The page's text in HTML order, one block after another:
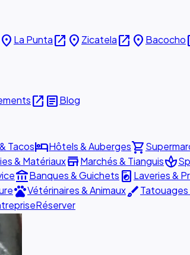
place La Puntaopen_in_new place Zicatelaopen_in_new place Bacocho
open_in_new articleBlog
TacoshotelHôtels & Aubergesshopping_cart
& MatériauxstoreMarchés & Tianguisspa
account_balanceBanques & Guichets local_laundry_service Laveries &
petsVétérinaires & AnimauxbrushTatouages
Réserver